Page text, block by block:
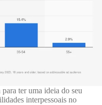
ter uma ideia do seu
interpessoais no